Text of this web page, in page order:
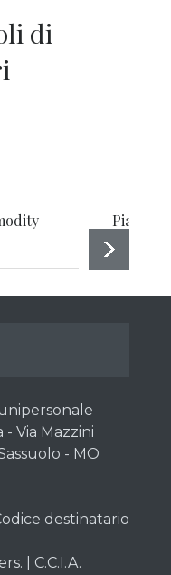
di
Piano
Via Mazzini
- MO
destinatario
| C.C.I.A.